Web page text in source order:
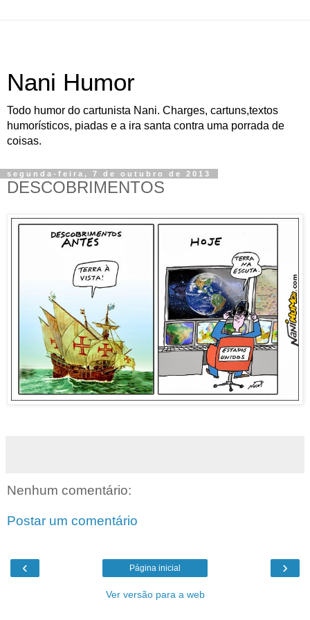
Nani Humor
Todo humor do cartunista Nani. Charges, cartuns,textos
humorísticos, piadas e a ira santa contra uma porrada de
coisas.
segunda-feira, 7 de outubro de 2013
DESCOBRIMENTOS
Nenhum comentário:
Postar um comentário
‹ ›
Página inicial
Ver versão para a web